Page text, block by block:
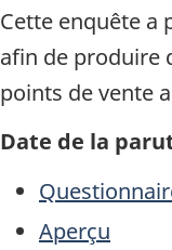
Cette enquête a
afin de produire
points de vente
Date de la
Aperçu